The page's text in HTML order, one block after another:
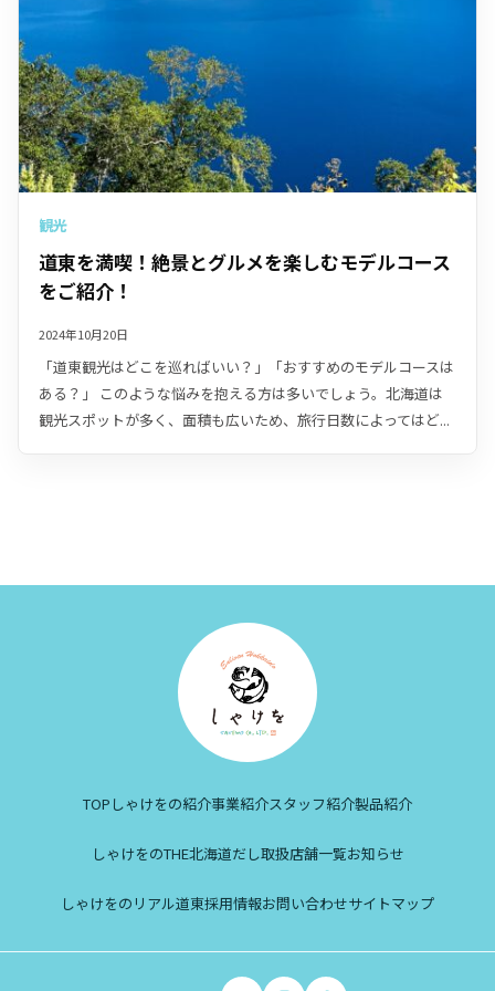
観光
道東を満喫！絶景とグルメを楽しむモデルコース
をご紹介！
2024年10月20日
「道東観光はどこを巡ればいい？」「おすすめのモデルコースは
ある？」 このような悩みを抱える方は多いでしょう。北海道は
観光スポットが多く、面積も広いため、旅行日数によってはど...
TOP しゃけをの紹介事業紹介スタッフ紹介製品紹介
しゃけをのTHE北海道だし取扱店舗一覧お知らせ
しゃけをのリアル道東採用情報お問い合わせサイトマップ